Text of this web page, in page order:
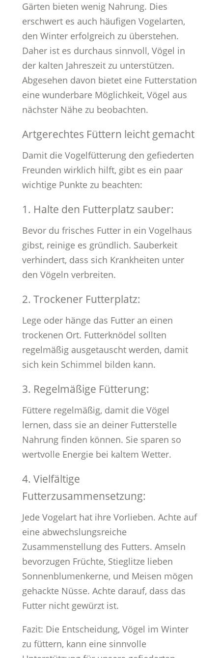
Gärten bieten wenig Nahrung. Dies
erschwert es auch häufigen Vogelarten,
den Winter erfolgreich zu überstehen.
Daher ist es durchaus sinnvoll, Vögel in
der kalten Jahreszeit zu unterstützen.
Abgesehen davon bietet eine Futterstation
eine wunderbare Möglichkeit, Vögel aus
nächster Nähe zu beobachten.
Artgerechtes Füttern leicht gemacht
Damit die Vogelfütterung den gefiederten
Freunden wirklich hilft, gibt es ein paar
wichtige Punkte zu beachten:
1. Halte den Futterplatz sauber:
Bevor du frisches Futter in ein Vogelhaus
gibst, reinige es gründlich. Sauberkeit
verhindert, dass sich Krankheiten unter
den Vögeln verbreiten.
2. Trockener Futterplatz:
Lege oder hänge das Futter an einen
trockenen Ort. Futterknödel sollten
regelmäßig ausgetauscht werden, damit
sich kein Schimmel bilden kann.
3. Regelmäßige Fütterung:
Füttere regelmäßig, damit die Vögel
lernen, dass sie an deiner Futterstelle
Nahrung finden können. Sie sparen so
wertvolle Energie bei kaltem Wetter.
4. Vielfältige
Futterzusammensetzung:
Jede Vogelart hat ihre Vorlieben. Achte auf
eine abwechslungsreiche
Zusammenstellung des Futters. Amseln
bevorzugen Früchte, Stieglitze lieben
Sonnenblumenkerne, und Meisen mögen
gehackte Nüsse. Achte darauf, dass das
Futter nicht gewürzt ist.
Fazit: Die Entscheidung, Vögel im Winter
zu füttern, kann eine sinnvolle